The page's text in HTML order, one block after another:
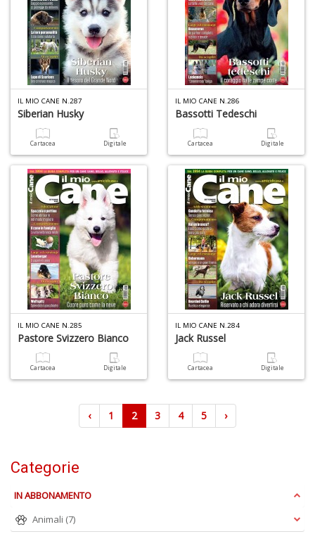
IL MIO CANE N.287
Siberian Husky
Cartacea Digitale
IL MIO CANE N.286
Bassotti Tedeschi
Cartacea Digitale
IL MIO CANE N.285
Pastore Svizzero Bianco
Cartacea Digitale
IL MIO CANE N.284
Jack Russel
Cartacea Digitale
‹ 1 2 3 4 5 ›
Categorie
IN ABBONAMENTO
Animali (7)